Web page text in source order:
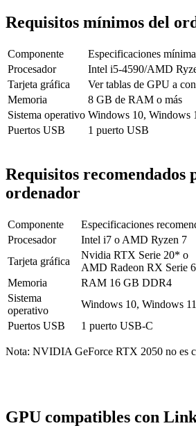
Requisitos mínimos del
Componente
Especificaciones
Procesador
Intel i5-4590/AMD
Tarjeta gráfica
Ver tablas de GPU a
Memoria
8 GB de RAM o más
Sistema operativo Windows 10, Windows
Puertos USB
1 puerto USB
Requisitos recomendados
ordenador
Componente
Especificaciones
Procesador
Intel i7 o AMD Ryzen 7
Tarjeta gráfica
Nvidia RTX Serie 20* o
AMD Radeon RX Serie
Memoria
RAM 16 GB DDR4
Sistema
operativo
Windows 10, Windows 11
Puertos USB
1 puerto USB-C
Nota: NVIDIA GeForce RTX 2050 no es
GPU compatibles con